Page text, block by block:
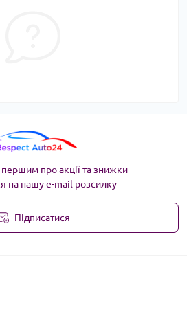
першим про акції та знижки
на нашу e-mail розсилку
Підписатися